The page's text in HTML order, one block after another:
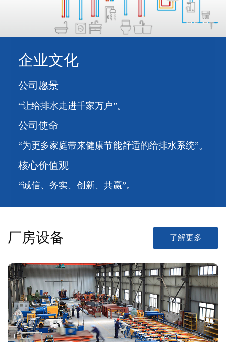
企业文化
公司愿景
“让给排水走进千家万户”。
公司使命
“为更多家庭带来健康节能舒适的给排水系统”。
核心价值观
“诚信、务实、创新、共赢”。
厂房设备 了解更多